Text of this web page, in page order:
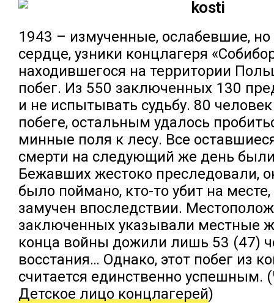
1943 – измученные, ослабевшие,
сердце, узники концлагеря
находившегося на территории
побег. Из 550 заключенных 130
и не испытывать судьбу. 80
побеге, остальным удалось
минные поля к лесу. Все
смерти на следующий же день
Бежавших жестоко преследовали,
было поймано, кто-то убит на месте,
замучен впоследствии.
заключенных указывали местные
конца войны дожили лишь 53 (47)
восстания… Однако, этот побег из
считается единственно успешным.
Детское лицо концлагерей)